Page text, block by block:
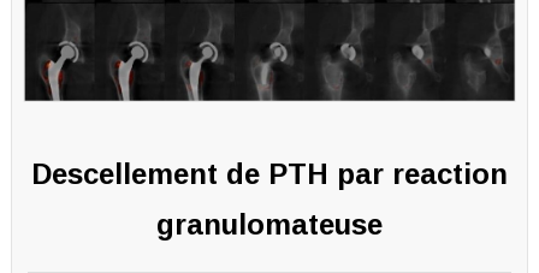
Descellement de PTH par reaction
granulomateuse